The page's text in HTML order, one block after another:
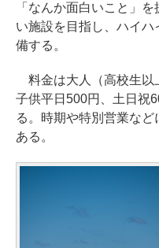
「なんか面白いこと」
い施設を目指し、ハイ
備する。
料金は大人（高校生以
子供平日500円、土日祝
る。時期や特別営業な
ある。